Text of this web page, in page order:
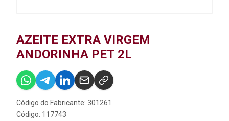
AZEITE EXTRA VIRGEM
ANDORINHA PET 2L
Código do Fabricante: 301261
Código: 117743